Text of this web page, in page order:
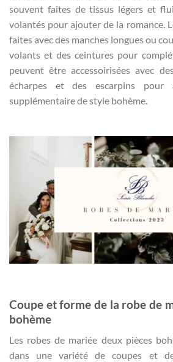
souvent faites de tissus légers et
volantés pour ajouter de la romance.
faites avec des manches longues ou
volants et des ceintures pour
peuvent être accessoirisées avec
écharpes et des escarpins pour
supplémentaire de style bohème.
Coupe et forme de la robe de
bohème
Les robes de mariée deux pièces
dans une variété de coupes et